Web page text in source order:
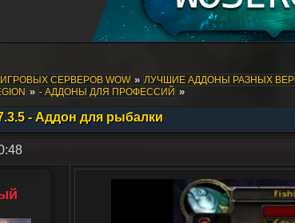
ИГРОВЫХ СЕРВЕРОВ WOW » ЛУЧШИЕ АДДОНЫ РАЗНЫХ
» - АДДОНЫ ДЛЯ ПРОФЕССИЙ »
- Аддон для рыбалки